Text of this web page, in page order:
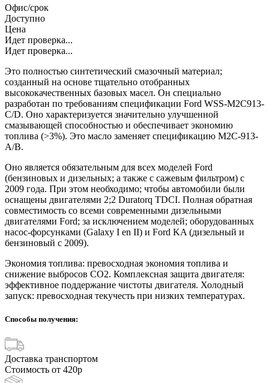
Офис/срок
Доступно
Цена
Идет проверка...
Идет проверка...
Это полностью синтетический смазочный материал;
созданный на основе тщательно отобранных
высококачественных базовых масел. Он специально
разработан по требованиям спецификации Ford WSS-M2C913-
C/D. Оно характеризуется значительно улучшенной
смазывающей способностью и обеспечивает экономию
топлива (>3%). Это масло заменяет спецификацию M2C-913-
A/B.
Оно является обязательным для всех моделей Ford
(бензиновых и дизельных; а также с сажевым фильтром) с
2009 года. При этом необходимо; чтобы автомобили были
оснащены двигателями 2;2 Duratorq TDCI. Полная обратная
совместимость со всеми современными дизельными
двигателями Ford; за исключением моделей; оборудованных
насос-форсунками (Galaxy I en II) и Ford KA (дизельный и
бензиновый с 2009).
Экономия топлива: превосходная экономия топлива и
снижение выбросов CO2. Комплексная защита двигателя:
эффективное поддержание чистоты двигателя. Холодный
запуск: превосходная текучесть при низких температурах.
Способы получения:
Доставка транспортом
Стоимость от 420р